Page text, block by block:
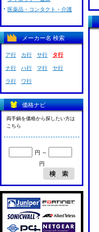
医薬品・コンタクト・介護
メーカー名 検索
ア行 カ行 サ行 タ行
ナ行 ハ行 マ行 ヤ行
ラ行 ワ行
価格ナビ
両手鍋を価格から探したい方は
こちら
円 ～
円